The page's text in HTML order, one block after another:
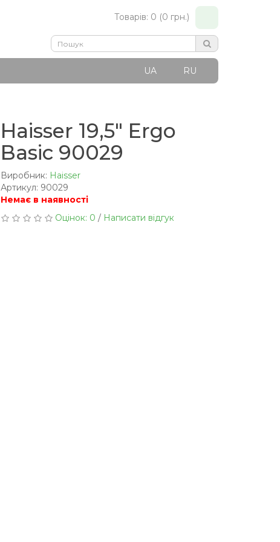
Товарів: 0 (0 грн.)
UA RU
Haisser 19,5" Ergo
Basic 90029
Виробник: Haisser
Артикул: 90029
Немає в наявності
Оцінок: 0 / Написати відгук